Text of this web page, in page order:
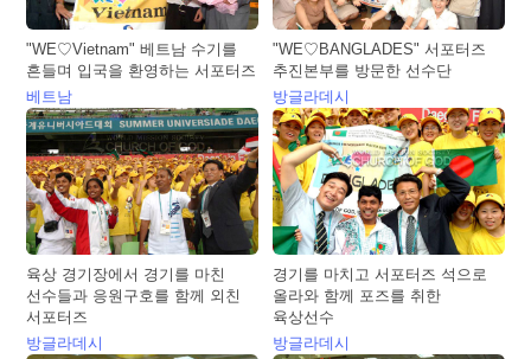
"WE♡Vietnam" 베트남 수기를
흔들며 입국을 환영하는 서포터즈
베트남
"WE♡BANGLADES" 서포터즈
추진본부를 방문한 선수단
방글라데시
육상 경기장에서 경기를 마친
선수들과 응원구호를 함께 외친
서포터즈
방글라데시
경기를 마치고 서포터즈 석으로
올라와 함께 포즈를 취한
육상선수
방글라데시